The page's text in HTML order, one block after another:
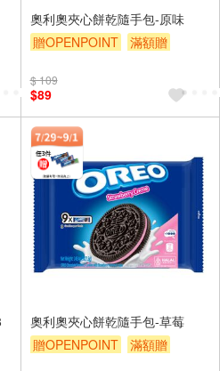
奧利奧夾心餅乾隨手包-原味
贈OPENPOINT
滿額贈
$ 109
$89
奧利奧夾心餅乾隨手包-草莓
贈OPENPOINT
滿額贈